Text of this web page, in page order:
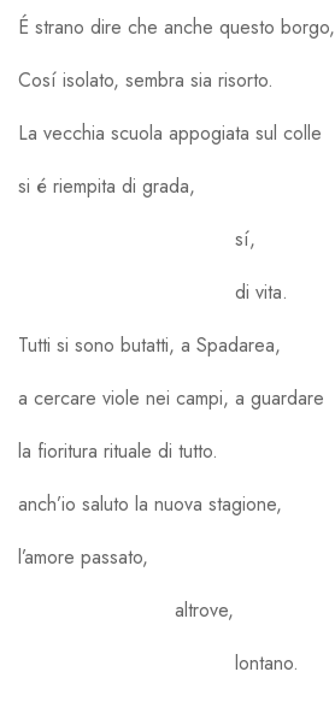
É strano dire che anche questo borgo,
Cosí isolato, sembra sia risorto.
La vecchia scuola appogiata sul colle
si é riempita di grada,
sí,
di vita.
Tutti si sono butatti, a Spadarea,
a cercare viole nei campi, a guardare
la fioritura rituale di tutto.
anch’io saluto la nuova stagione,
l’amore passato,
altrove,
lontano.